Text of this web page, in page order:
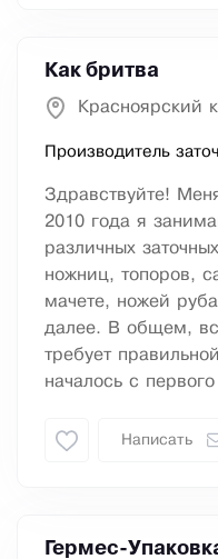
Как бритва
Красноярский
Производитель
Здравствуйте!
2010 года я
различных
ножниц, топоров,
мачете, ножей
далее. В общем,
требует
началось с
Написать
Гермес-